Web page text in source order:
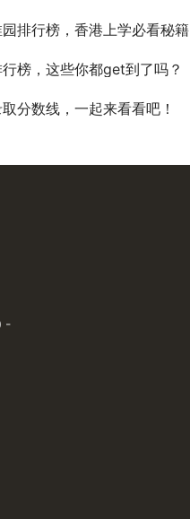
排行榜，香港上学必看秘籍
榜，这些你都get到了吗？
分数线，一起来看看吧！
-